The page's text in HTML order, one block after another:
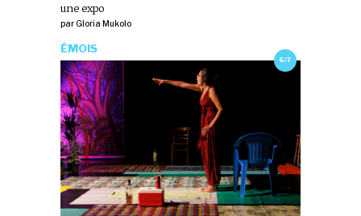
une expo
parGloria Mukolo
6/7
ÉMOIS